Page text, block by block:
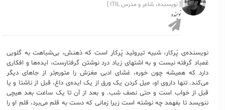
[ نویسنده، شاعر و مدرس ITIL ]
نویسنده
نویسنده‌ی پُرکار، شبیه تیروئید پُرکار است که ذهنش، بی‌شباهت به گلویی
غمباد گرفته نیست و به اشتهای زیاد درد نوشتن گرفتارست، ایده‌ها و افکاری
دارد که همیشه چون خوره،‌ غشای ادبی مغزش را متورم‌تر از جاهای دیگر
می‌کند. تنها داروی او، میل کردن یک ورق از یک ایده‌ی داغ، قبل از ناشتا و یا
قبل از خواب است و حتی نصف شب. و بعد از آن تا یک ساعت بعد هیچی
ننویسد تا بفهمد چه نوشته است زیرا زمانی که دست به قلم می‌برد، قلم او را